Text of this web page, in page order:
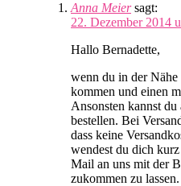
Anna Meier sagt:
22. Dezember 2014
Hallo Bernadette,
wenn du in der
kommen und einen
Ansonsten kannst
bestellen. Bei
dass keine
wendest du dich
Mail an uns mit der
zukommen zu lassen.